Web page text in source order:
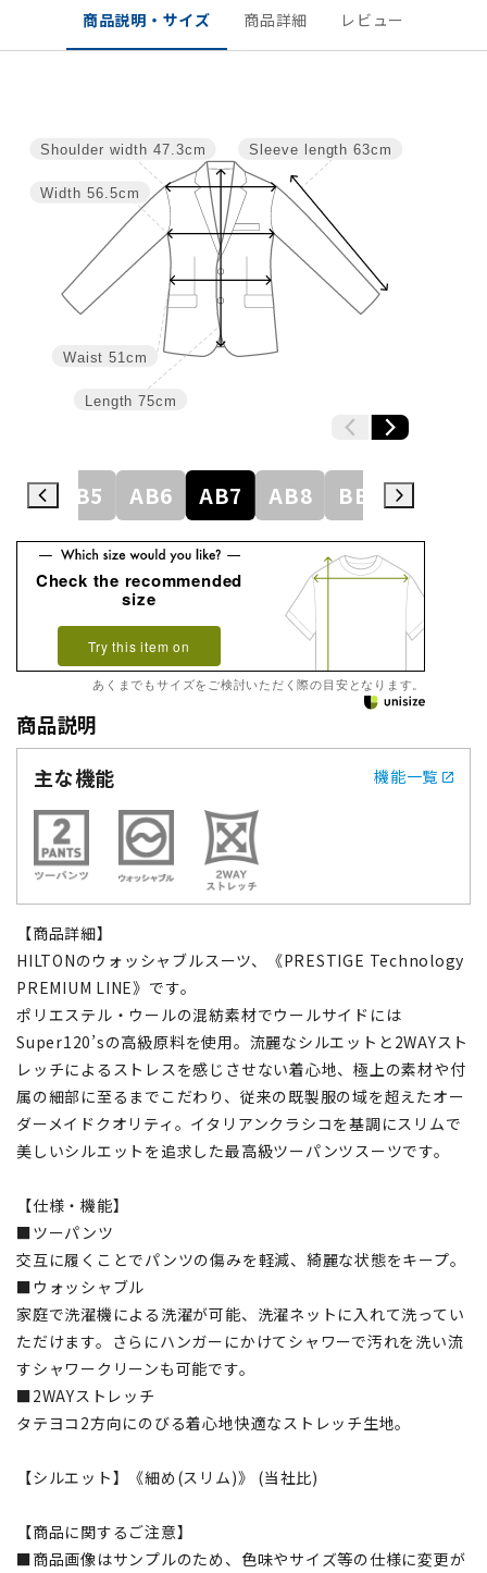
商品説明・サイズ 商品詳細 レビュー
Sleeve length 63cm
Length 75cm
Waist 51cm
Width 56.5cm
Shoulder width 47.3cm
AB5 AB6 AB7 AB8 BE3 BE4
Check the recommended
size
Try this item on
あくまでもサイズをご検討いただく際の目安となります。
商品説明
主な機能
機能一覧
【商品詳細】
HILTONのウォッシャブルスーツ、《PRESTIGE Technology
PREMIUM LINE》です。
ポリエステル・ウールの混紡素材でウールサイドには
Super120’sの高級原料を使用。流麗なシルエットと2WAYスト
レッチによるストレスを感じさせない着心地、極上の素材や付
属の細部に至るまでこだわり、従来の既製服の域を超えたオー
ダーメイドクオリティ。イタリアンクラシコを基調にスリムで
美しいシルエットを追求した最高級ツーパンツスーツです。
【仕様・機能】
■ツーパンツ
交互に履くことでパンツの傷みを軽減、綺麗な状態をキープ。
■ウォッシャブル
家庭で洗濯機による洗濯が可能、洗濯ネットに入れて洗ってい
ただけます。さらにハンガーにかけてシャワーで汚れを洗い流
すシャワークリーンも可能です。
■2WAYストレッチ
タテヨコ2方向にのびる着心地快適なストレッチ生地。
【シルエット】《細め(スリム)》 (当社比)
【商品に関するご注意】
■商品画像はサンプルのため、色味やサイズ等の仕様に変更が